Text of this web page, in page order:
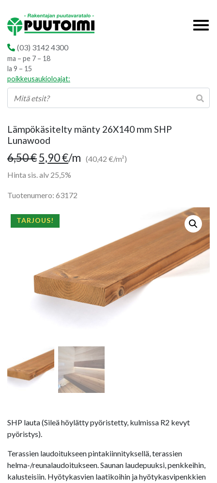
(03) 3142 4300
ma – pe 7 – 18
la 9 – 15
poikkeusaukioloajat:
Lämpökäsitelty mänty 26X140 mm SHP
Lunawood
6,50€Alkuperäinen
hinta
5,90€Nykyinen
hinta
/m (40,42 €/m²)
Hinta sis. alv 25,5%
Tuotenumero: 63172
TARJOUS!
SHP lauta (Sileä höylätty pyöristetty, kulmissa R2 kevyt
pyöristys).
Terassien laudoitukseen pintakiinnityksellä, terassien
helma-/reunalaudoitukseen. Saunan laudepuuksi, penkkeihin,
kalusteisiin. Hyötykasvien laatikoihin ja hyötykasvipenkkien